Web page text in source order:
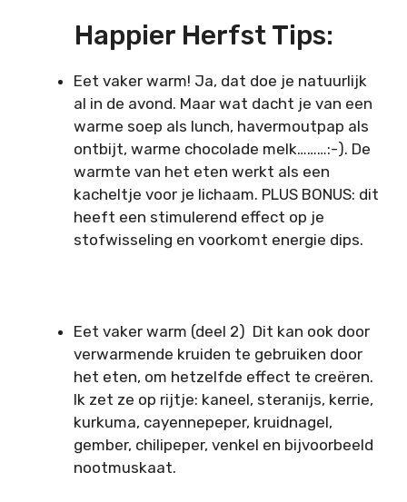
Happier Herfst Tips:
Eet vaker warm! Ja, dat doe je natuurlijk
al in de avond. Maar wat dacht je van een
warme soep als lunch, havermoutpap als
ontbijt, warme chocolade melk………:-). De
warmte van het eten werkt als een
kacheltje voor je lichaam. PLUS BONUS: dit
heeft een stimulerend effect op je
stofwisseling en voorkomt energie dips.
Eet vaker warm (deel 2) Dit kan ook door
verwarmende kruiden te gebruiken door
het eten, om hetzelfde effect te creëren.
Ik zet ze op rijtje: kaneel, steranijs, kerrie,
kurkuma, cayennepeper, kruidnagel,
gember, chilipeper, venkel en bijvoorbeeld
nootmuskaat.